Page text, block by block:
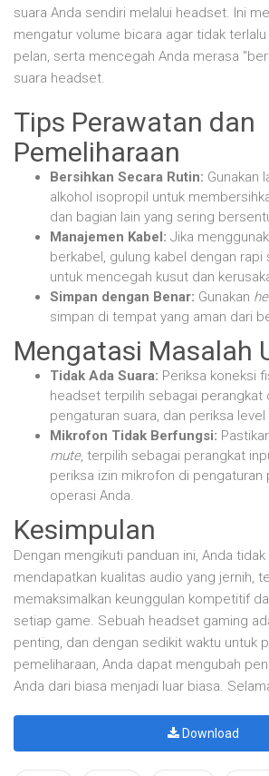
suara Anda sendiri melalui headset. Ini
mengatur volume bicara agar tidak
pelan, serta mencegah Anda merasa
suara headset.
Tips Perawatan dan
Pemeliharaan
Bersihkan Secara Rutin: Gunakan
alkohol isopropil untuk
dan bagian lain yang sering
Manajemen Kabel: Jika
berkabel, gulung kabel dengan rapi
untuk mencegah kusut dan
Simpan dengan Benar: Gunakan
simpan di tempat yang aman dari
Mengatasi Masalah
Tidak Ada Suara: Periksa koneksi
headset terpilih sebagai perangkat
pengaturan suara, dan periksa level
Mikrofon Tidak Berfungsi:
mute, terpilih sebagai perangkat
periksa izin mikrofon di pengaturan
operasi Anda.
Kesimpulan
Dengan mengikuti panduan ini, Anda tidak
mendapatkan kualitas audio yang jernih,
memaksimalkan keunggulan kompetitif
setiap game. Sebuah headset gaming
penting, dan dengan sedikit waktu untuk
pemeliharaan, Anda dapat mengubah
Anda dari biasa menjadi luar biasa.
Download